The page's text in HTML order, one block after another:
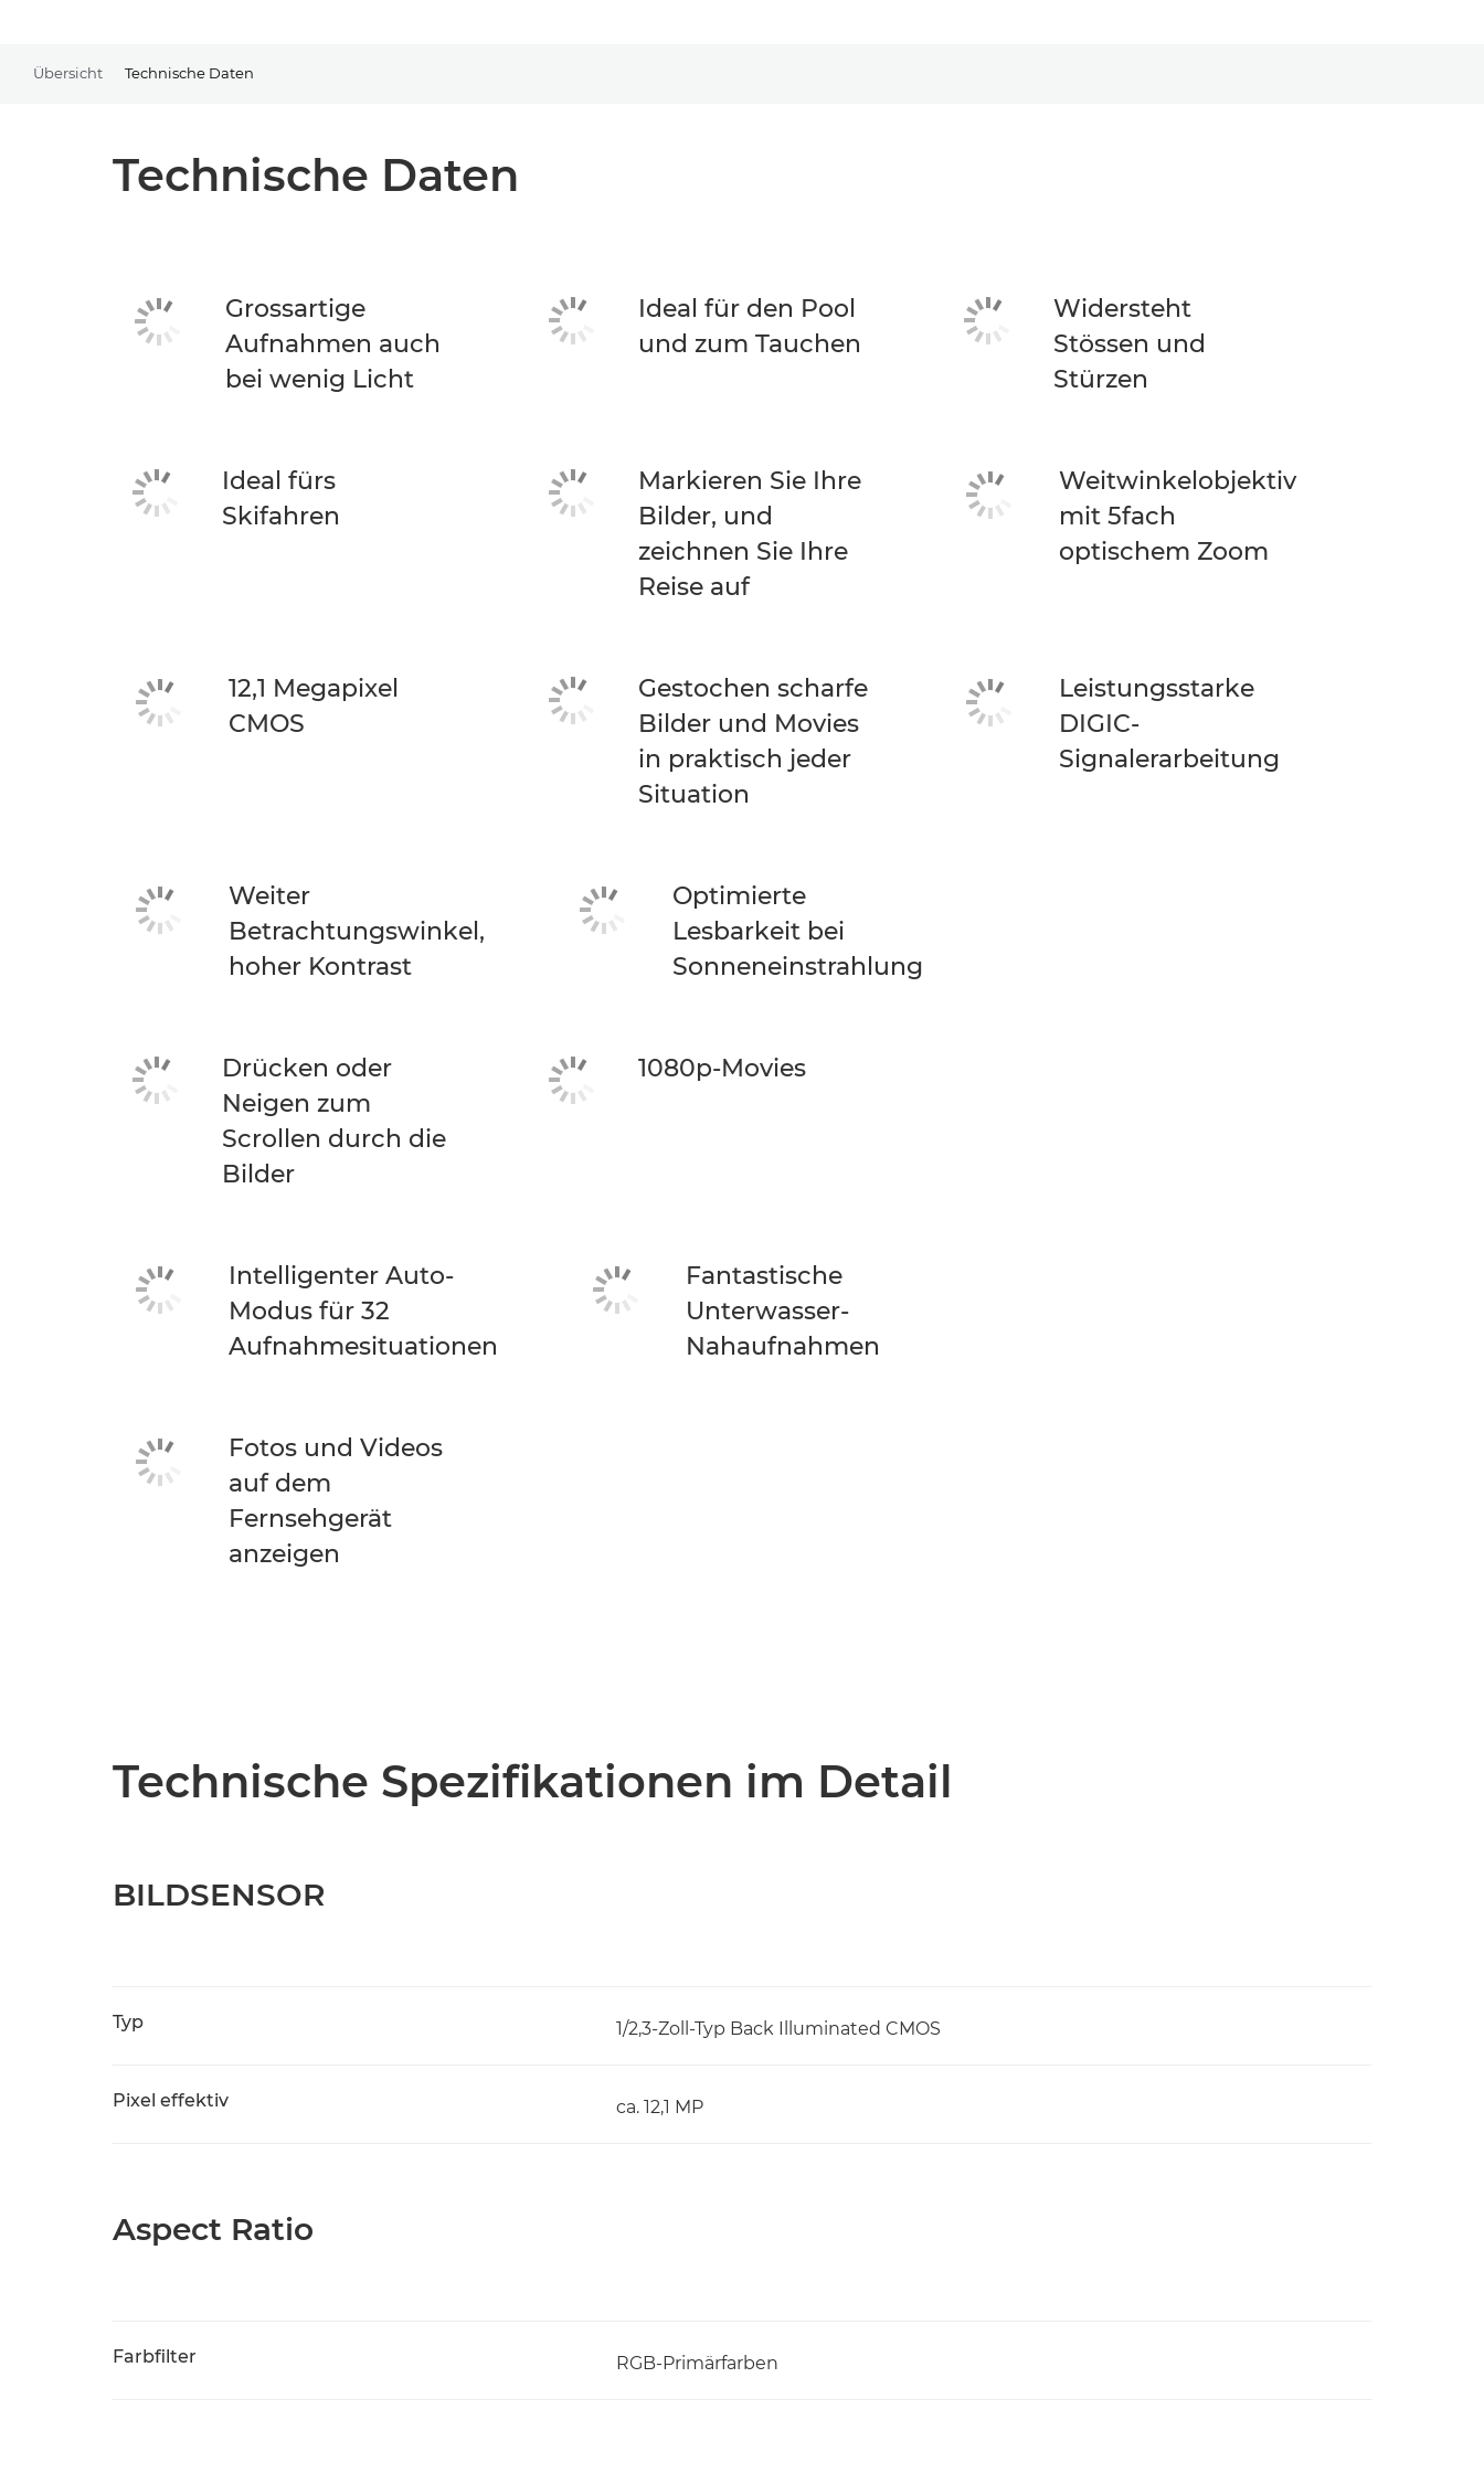
Übersicht Technische Daten
Technische Daten
Grossartige
Aufnahmen auch
bei wenig Licht
Ideal für den Pool
und zum Tauchen
Widersteht
Stössen und
Stürzen
Ideal fürs
Skifahren
Markieren Sie Ihre
Bilder, und
zeichnen Sie Ihre
Reise auf
Weitwinkelobjektiv
mit 5fach
optischem Zoom
12,1 Megapixel
CMOS
Gestochen scharfe
Bilder und Movies
in praktisch jeder
Situation
Leistungsstarke
DIGIC-
Signalerarbeitung
Weiter
Betrachtungswinkel,
hoher Kontrast
Optimierte
Lesbarkeit bei
Sonneneinstrahlung
Drücken oder
Neigen zum
Scrollen durch die
Bilder
1080p-Movies
Intelligenter Auto-
Modus für 32
Aufnahmesituationen
Fantastische
Unterwasser-
Nahaufnahmen
Fotos und Videos
auf dem
Fernsehgerät
anzeigen
Technische Spezifikationen im Detail
BILDSENSOR
Typ 1/2,3-Zoll-Typ Back Illuminated CMOS
Pixel effektiv ca. 12,1 MP
Aspect Ratio
Farbfilter RGB-Primärfarben